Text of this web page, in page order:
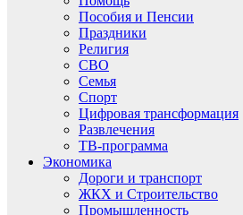
Пособия и Пенсии
Праздники
Религия
СВО
Семья
Спорт
Цифровая трансформация
Развлечения
ТВ-программа
Экономика
Дороги и транспорт
ЖКХ и Строительство
Промышленность